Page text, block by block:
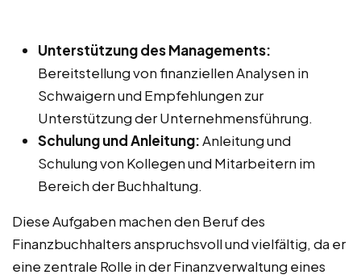
Unterstützung des Managements:
Bereitstellung von finanziellen Analysen in
Schwaigern und Empfehlungen zur
Unterstützung der Unternehmensführung.
Schulung und Anleitung:Anleitung und
Schulung von Kollegen und Mitarbeitern im
Bereich der Buchhaltung.
Diese Aufgaben machen den Beruf des
Finanzbuchhalters anspruchsvoll und vielfältig, da er
eine zentrale Rolle in der Finanzverwaltung eines